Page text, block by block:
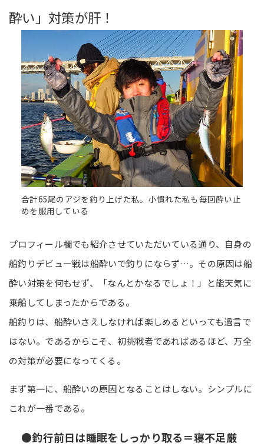
酔い」対策が肝！
合計65尾のアジを釣り上げた私。小慣れた私も毎回酔い止
めを服用している
プロフィール欄でも紹介させていただいている通り、自身の
船釣りデビュー戦は船酔いで釣りにならず…。その原因は船
酔い対策を何もせず、「なんとかなるでしょ！」と能天気に
乗船してしまったからである。
船釣りは、船酔いさえしなければ楽しめるといっても過言で
はない。であるからこそ、初挑戦者であればあるほど、万全
の対策が必要になってくる。
まず第一に、船酔いの原因となることはしない。シンプルに
これが一番である。
●釣行前日は睡眠をしっかり取る＝寝不足厳